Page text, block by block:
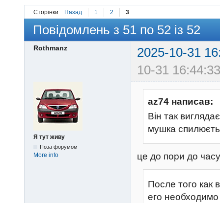
Сторінки Назад 1 2 3
Повідомлень з 51 по 52 із 52
Rothmanz
2025-10-31
10-31
Я тут живу
Поза форумом
More info
az74 написав:
Він так
мушка
це до пори до
После того как
его